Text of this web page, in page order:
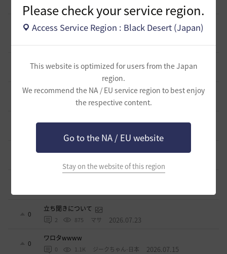
Please check your service region.
Access Service Region : Black Desert (Japan)
This website is optimized for users from the Japan
region.
We recommend the NA / EU service region to best enjoy
the respective content.
Go to the NA / EU website
Stay on the website of this region
【ギルド名声】2026ハイデル宴会スクショ【どうなる？】
（2026年ギルド名声アプデリンク追記）
0 862 セルベリア 2026.07.27
「怪しい袋」
波に乗って流れ着いた宝の地図の場所
904 倉庫の 2026.07.24
2026.07.24
0
立ち聞きについて
2 875 マサ 2026.07.23
0
ワロタwwww
0 1.1K ジークちゃん-日本 2026.07.15